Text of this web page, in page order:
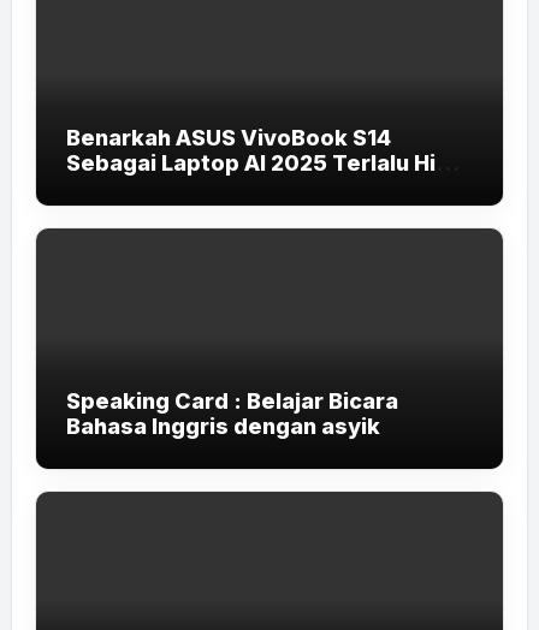
Benarkah ASUS VivoBook S14
Sebagai Laptop AI 2025 Terlalu High-
Speaking Card : Belajar Bicara
Bahasa Inggris dengan asyik